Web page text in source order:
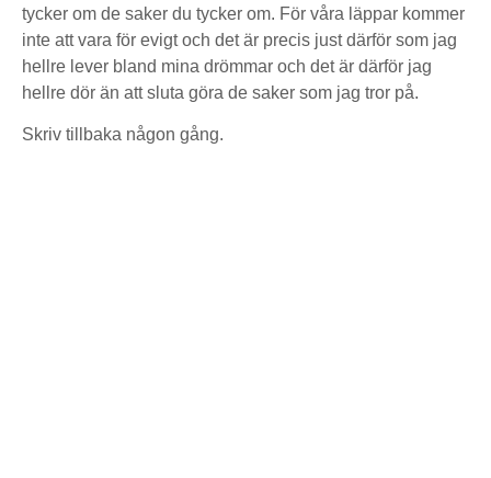
tycker om de saker du tycker om. För våra läppar kommer
inte att vara för evigt och det är precis just därför som jag
hellre lever bland mina drömmar och det är därför jag
hellre dör än att sluta göra de saker som jag tror på.
Skriv tillbaka någon gång.